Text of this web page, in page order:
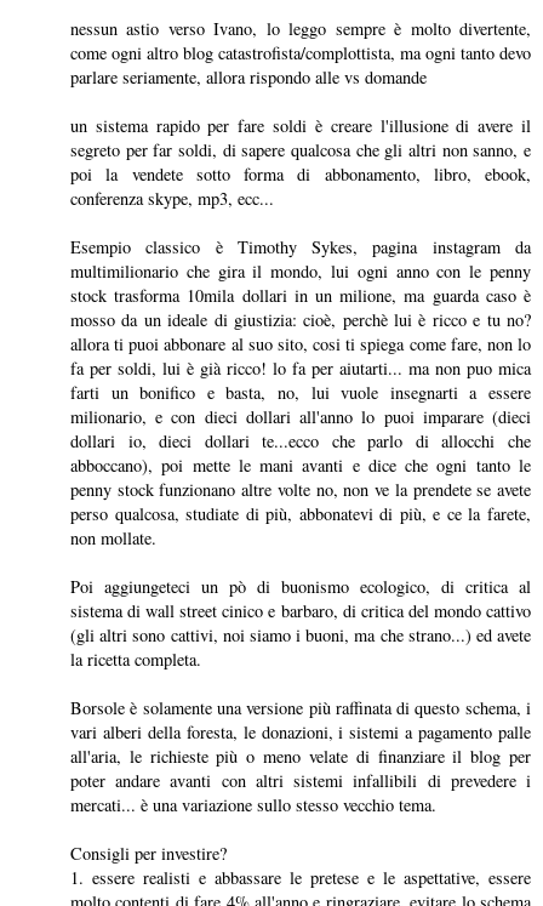
nessun astio verso Ivano, lo leggo sempre è molto divertente,
come ogni altro blog catastrofista/complottista, ma ogni tanto devo
parlare seriamente, allora rispondo alle vs domande
un sistema rapido per fare soldi è creare l'illusione di avere il
segreto per far soldi, di sapere qualcosa che gli altri non sanno, e
poi la vendete sotto forma di abbonamento, libro, ebook,
conferenza skype, mp3, ecc...
Esempio classico è Timothy Sykes, pagina instagram da
multimilionario che gira il mondo, lui ogni anno con le penny
stock trasforma 10mila dollari in un milione, ma guarda caso è
mosso da un ideale di giustizia: cioè, perchè lui è ricco e tu no?
allora ti puoi abbonare al suo sito, cosi ti spiega come fare, non lo
fa per soldi, lui è già ricco! lo fa per aiutarti... ma non puo mica
farti un bonifico e basta, no, lui vuole insegnarti a essere
milionario, e con dieci dollari all'anno lo puoi imparare (dieci
dollari io, dieci dollari te...ecco che parlo di allocchi che
abboccano), poi mette le mani avanti e dice che ogni tanto le
penny stock funzionano altre volte no, non ve la prendete se avete
perso qualcosa, studiate di più, abbonatevi di più, e ce la farete,
non mollate.
Poi aggiungeteci un pò di buonismo ecologico, di critica al
sistema di wall street cinico e barbaro, di critica del mondo cattivo
(gli altri sono cattivi, noi siamo i buoni, ma che strano...) ed avete
la ricetta completa.
Borsole è solamente una versione più raffinata di questo schema, i
vari alberi della foresta, le donazioni, i sistemi a pagamento palle
all'aria, le richieste più o meno velate di finanziare il blog per
poter andare avanti con altri sistemi infallibili di prevedere i
mercati... è una variazione sullo stesso vecchio tema.
Consigli per investire?
1. essere realisti e abbassare le pretese e le aspettative, essere